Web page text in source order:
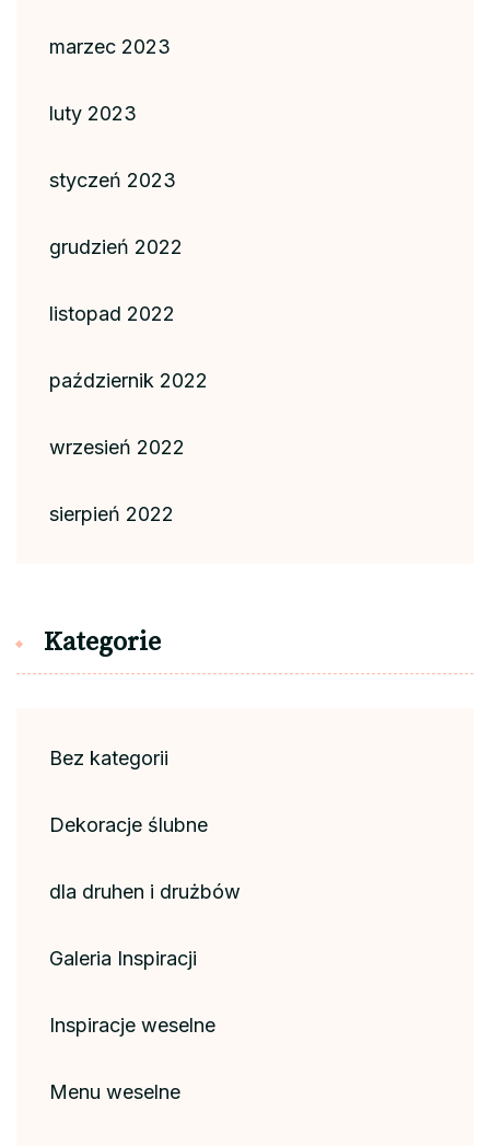
marzec 2023
luty 2023
styczeń 2023
grudzień 2022
listopad 2022
październik 2022
wrzesień 2022
sierpień 2022
Kategorie
Bez kategorii
Dekoracje ślubne
dla druhen i drużbów
Galeria Inspiracji
Inspiracje weselne
Menu weselne